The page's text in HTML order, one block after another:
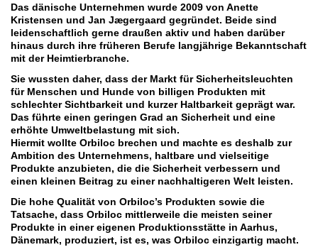
Das dänische Unternehmen wurde 2009 von Anette
Kristensen und Jan Jægergaard gegründet. Beide sind
leidenschaftlich gerne draußen aktiv und haben darüber
hinaus durch ihre früheren Berufe langjährige Bekanntschaft
mit der Heimtierbranche.
Sie wussten daher, dass der Markt für Sicherheitsleuchten
für Menschen und Hunde von billigen Produkten mit
schlechter Sichtbarkeit und kurzer Haltbarkeit geprägt war.
Das führte einen geringen Grad an Sicherheit und eine
erhöhte Umweltbelastung mit sich.
Hiermit wollte Orbiloc brechen und machte es deshalb zur
Ambition des Unternehmens, haltbare und vielseitige
Produkte anzubieten, die die Sicherheit verbessern und
einen kleinen Beitrag zu einer nachhaltigeren Welt leisten.
Die hohe Qualität von Orbiloc’s Produkten sowie die
Tatsache, dass Orbiloc mittlerweile die meisten seiner
Produkte in einer eigenen Produktionsstätte in Aarhus,
Dänemark, produziert, ist es, was Orbiloc einzigartig macht.